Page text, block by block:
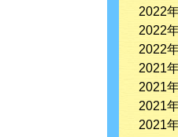
2022
2022
2022
2021
2021
2021
2021